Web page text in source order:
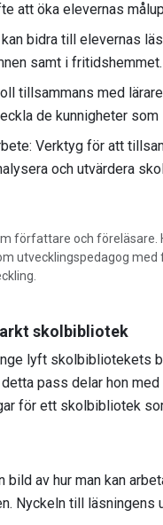
att öka elevernas
bidra till elevernas
samt i fritidshemmet.
tillsammans med
de kunnigheter
Verktyg för att
och utvärdera
författare och föreläsare.
utvecklingspedagog
skolbibliotek
lyft skolbibliotekets
pass delar hon
för ett skolbibliotek
bild av hur man kan
Nyckeln till läsningens